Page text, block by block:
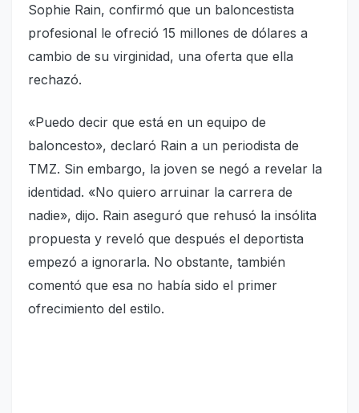
Sophie Rain, confirmó que un baloncestista
profesional le ofreció 15 millones de dólares a
cambio de su virginidad, una oferta que ella
rechazó.
«Puedo decir que está en un equipo de
baloncesto», declaró Rain a un periodista de
TMZ. Sin embargo, la joven se negó a revelar la
identidad. «No quiero arruinar la carrera de
nadie», dijo. Rain aseguró que rehusó la insólita
propuesta y reveló que después el deportista
empezó a ignorarla. No obstante, también
comentó que esa no había sido el primer
ofrecimiento del estilo.